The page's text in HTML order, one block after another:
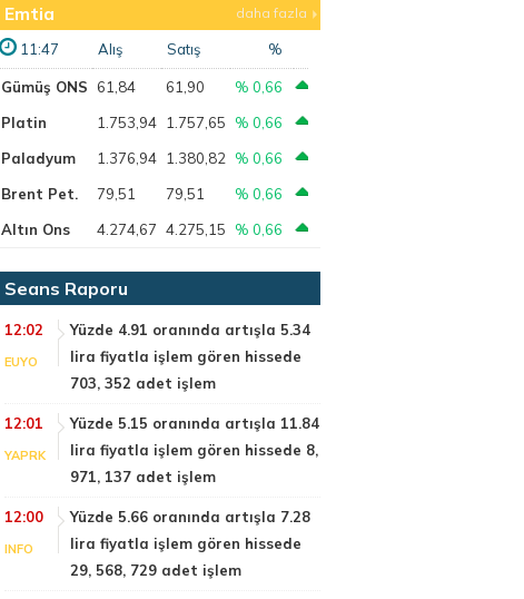
Emtia daha fazla
11:47 Alış Satış %
Gümüş ONS 61,84 61,90
% 0,66
Platin
1.753,94 1.757,65
% 0,66
Paladyum
1.376,94 1.380,82
% 0,66
Brent Pet.
79,51 79,51
% 0,66
Altın Ons
4.274,67 4.275,15 % 0,66
Seans Raporu
12:02
EUYO
Yüzde 4.91 oranında artışla 5.34
lira fiyatla işlem gören hissede
703, 352 adet işlem
12:01
YAPRK
Yüzde 5.15 oranında artışla 11.84
lira fiyatla işlem gören hissede 8,
971, 137 adet işlem
12:00
INFO
Yüzde 5.66 oranında artışla 7.28
lira fiyatla işlem gören hissede
29, 568, 729 adet işlem